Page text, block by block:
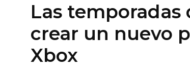
Las temporadas
crear un nuevo
Xbox